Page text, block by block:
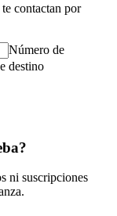
contactan por
Número de
destino
ni suscripciones